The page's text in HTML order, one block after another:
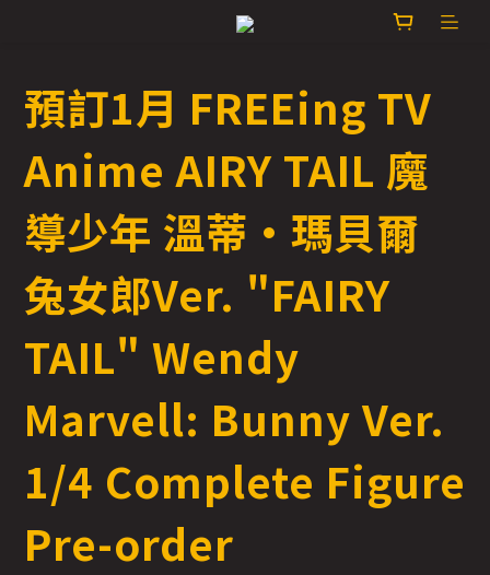
預訂1月 FREEing TV
Anime AIRY TAIL 魔
導少年 溫蒂·瑪貝爾
兔女郎Ver. "FAIRY
TAIL" Wendy
Marvell: Bunny Ver.
1/4 Complete Figure
Pre-order